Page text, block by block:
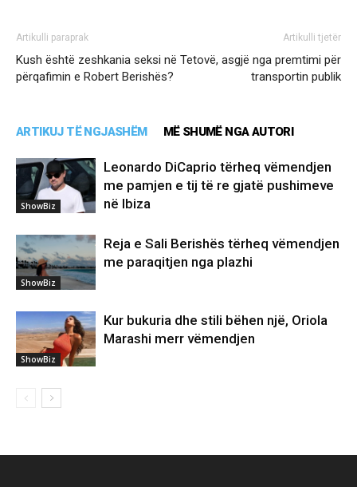
Artikulli paraprak
Kush është zeshkania seksi në
përqafimin e Robert Berishës?
Artikulli tjetër
Tetovë, asgjë nga premtimi për
transportin publik
ARTIKUJ TË NGJASHËM MË SHUMË NGA AUTORI
ShowBiz
Leonardo DiCaprio tërheq vëmendjen
me pamjen e tij të re gjatë pushimeve
në Ibiza
ShowBiz
Reja e Sali Berishës tërheq vëmendjen
me paraqitjen nga plazhi
ShowBiz
Kur bukuria dhe stili bëhen një, Oriola
Marashi merr vëmendjen